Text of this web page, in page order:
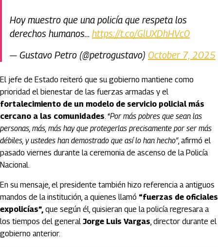
Hoy muestro que una policía que respeta los
derechos humanos… https://t.co/GlUXDhHVc0
— Gustavo Petro (@petrogustavo) October 7, 2025
El jefe de Estado reiteró que su gobierno mantiene como
prioridad el bienestar de las fuerzas armadas y el
fortalecimiento de un modelo de servicio policial más
cercano a las comunidades. “Por más pobres que sean las
personas, más, más hay que protegerlas precisamente por ser más
débiles, y ustedes han demostrado que así lo han hecho”, afirmó el
pasado viernes durante la ceremonia de ascenso de la Policía
Nacional.
En su mensaje, el presidente también hizo referencia a antiguos
mandos de la institución, a quienes llamó “fuerzas de oficiales
expolicías”, que según él, quisieran que la policía regresara a
los tiempos del general Jorge Luis Vargas, director durante el
gobierno anterior.